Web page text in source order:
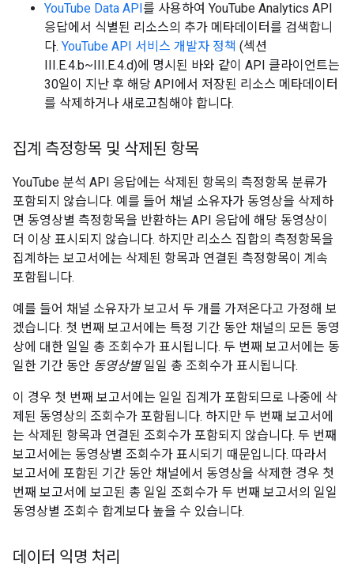
YouTube Data API를 사용하여 YouTube Analytics API
응답에서 식별된 리소스의 추가 메타데이터를 검색합니
다. YouTube API 서비스 개발자 정책 (섹션
III.E.4.b~III.E.4.d)에 명시된 바와 같이 API 클라이언트는
30일이 지난 후 해당 API에서 저장된 리소스 메타데이터
를 삭제하거나 새로고침해야 합니다.
집계 측정항목 및 삭제된 항목
YouTube 분석 API 응답에는 삭제된 항목의 측정항목 분류가
포함되지 않습니다. 예를 들어 채널 소유자가 동영상을 삭제하
면 동영상별 측정항목을 반환하는 API 응답에 해당 동영상이
더 이상 표시되지 않습니다. 하지만 리소스 집합의 측정항목을
집계하는 보고서에는 삭제된 항목과 연결된 측정항목이 계속
포함됩니다.
예를 들어 채널 소유자가 보고서 두 개를 가져온다고 가정해 보
겠습니다. 첫 번째 보고서에는 특정 기간 동안 채널의 모든 동영
상에 대한 일일 총 조회수가 표시됩니다. 두 번째 보고서에는 동
일한 기간 동안 동영상별일일 총 조회수가 표시됩니다.
이 경우 첫 번째 보고서에는 일일 집계가 포함되므로 나중에 삭
제된 동영상의 조회수가 포함됩니다. 하지만 두 번째 보고서에
는 삭제된 항목과 연결된 조회수가 포함되지 않습니다. 두 번째
보고서에는 동영상별 조회수가 표시되기 때문입니다. 따라서
보고서에 포함된 기간 동안 채널에서 동영상을 삭제한 경우 첫
번째 보고서에 보고된 총 일일 조회수가 두 번째 보고서의 일일
동영상별 조회수 합계보다 높을 수 있습니다.
데이터 익명 처리